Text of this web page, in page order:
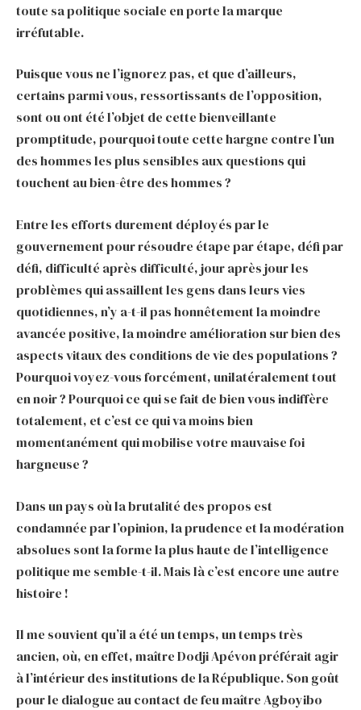
toute sa politique sociale en porte la marque
irréfutable.
Puisque vous ne l’ignorez pas, et que d’ailleurs,
certains parmi vous, ressortissants de l’opposition,
sont ou ont été l’objet de cette bienveillante
promptitude, pourquoi toute cette hargne contre l’un
des hommes les plus sensibles aux questions qui
touchent au bien-être des hommes ?
Entre les efforts durement déployés par le
gouvernement pour résoudre étape par étape, défi par
défi, difficulté après difficulté, jour après jour les
problèmes qui assaillent les gens dans leurs vies
quotidiennes, n’y a-t-il pas honnêtement la moindre
avancée positive, la moindre amélioration sur bien des
aspects vitaux des conditions de vie des populations ?
Pourquoi voyez-vous forcément, unilatéralement tout
en noir ? Pourquoi ce qui se fait de bien vous indiffère
totalement, et c’est ce qui va moins bien
momentanément qui mobilise votre mauvaise foi
hargneuse ?
Dans un pays où la brutalité des propos est
condamnée par l’opinion, la prudence et la modération
absolues sont la forme la plus haute de l’intelligence
politique me semble-t-il. Mais là c’est encore une autre
histoire !
Il me souvient qu’il a été un temps, un temps très
ancien, où, en effet, maître Dodji Apévon préférait agir
à l’intérieur des institutions de la République. Son goût
pour le dialogue au contact de feu maître Agboyibo